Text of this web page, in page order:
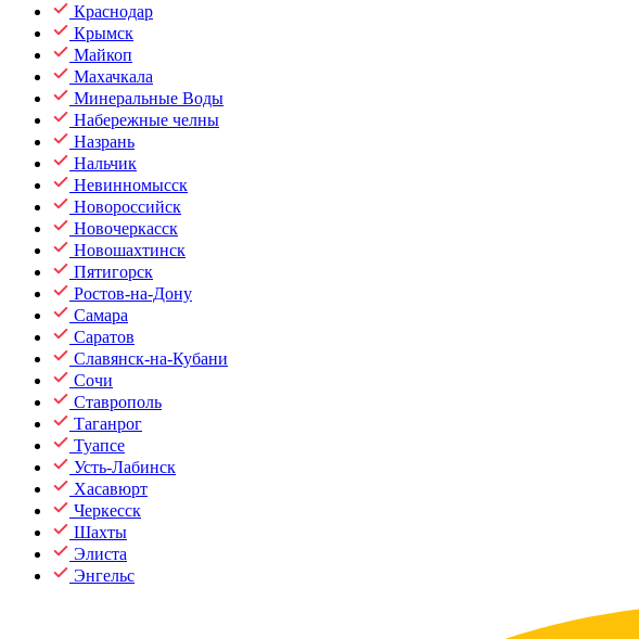
Краснодар
Крымск
Майкоп
Махачкала
Минеральные Воды
Набережные челны
Назрань
Нальчик
Невинномысск
Новороссийск
Новочеркасск
Новошахтинск
Пятигорск
Ростов-на-Дону
Самара
Саратов
Славянск-на-Кубани
Сочи
Ставрополь
Таганрог
Туапсе
Усть-Лабинск
Хасавюрт
Черкесск
Шахты
Элиста
Энгельс